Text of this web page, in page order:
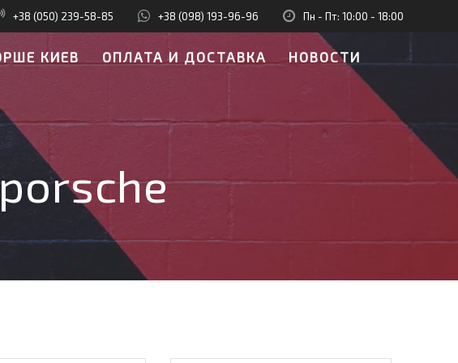
+38 (050) 239-58-85 +38 (098) 193-96-96 Пн - Пт: 10:00 - 18:00
КИЕВ ОПЛАТА И ДОСТАВКА
НОВОСТИ